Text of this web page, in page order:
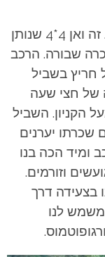
הואן של וסיליס ראה ימים טובים יותר. זה ואן 4*4 שנותן
שבורה. הרכב
חריץ בשביל
של חצי שעה
הקניון. השביל
שכרתו יערנים
ומיד הכה בנו
וזורמים.
בצעידה דרך
משמש לנו